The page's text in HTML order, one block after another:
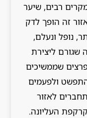
רבים, שיער
זה הופך לדק
נופל ונעלם,
שגורם ליצירת
שממשיכים
ולפעמים
לאזור
העליונה.